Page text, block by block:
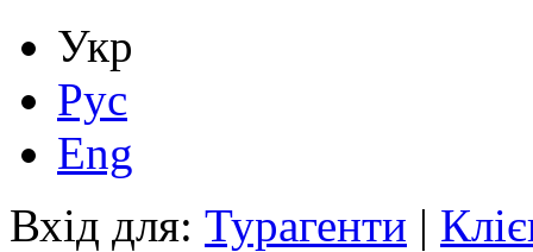
Укр
Рус
Eng
Вхід для: Турагенти |